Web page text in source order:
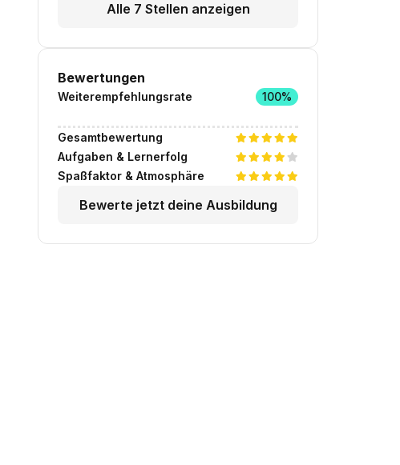
Alle 7 Stellen anzeigen
Bewertungen
Weiterempfehlungsrate 100%
Gesamtbewertung
Aufgaben & Lernerfolg
Spaßfaktor & Atmosphäre
Bewerte jetzt deine Ausbildung